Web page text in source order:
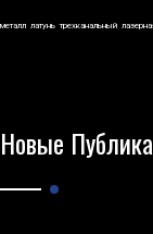
металл латунь трехканальный
Новые